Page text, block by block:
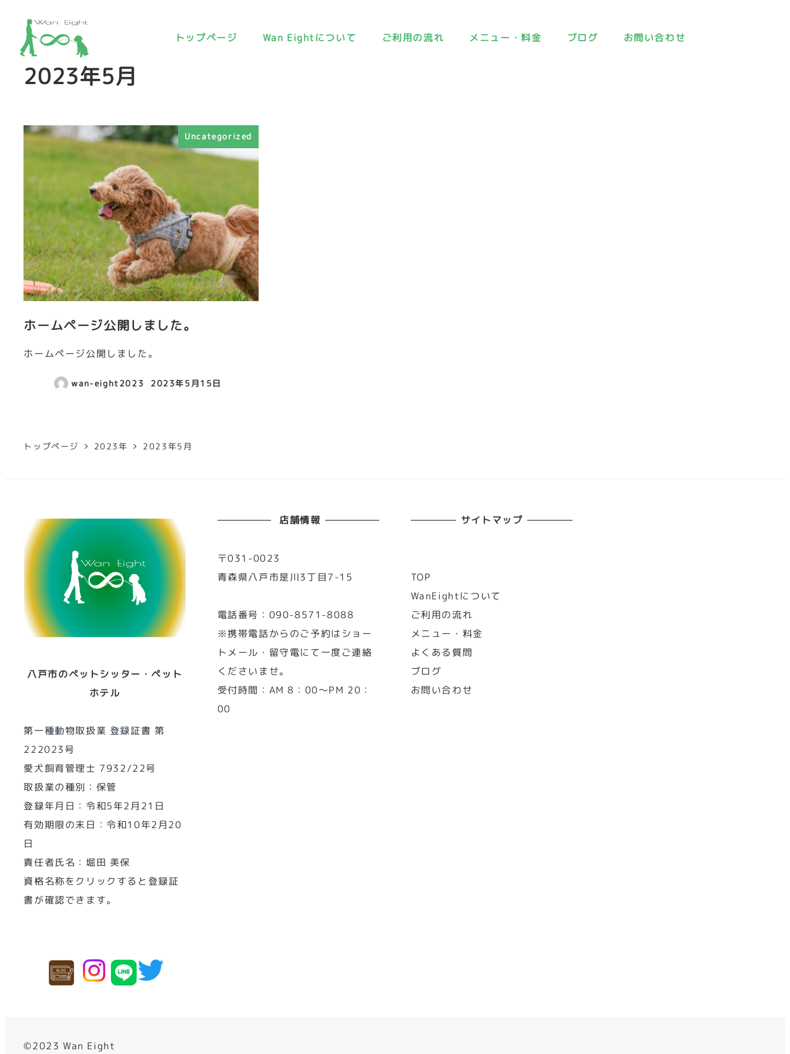
トップページ Wan Eightについて ご利用の流れ メニュー・料金 ブログ お問い合わせ
2023年5月
Uncategorized
ホームページ公開しました。
ホームページ公開しました。
wan-eight2023 2023年5月15日
トップページ 2023年 2023年5月
八戸市のペットシッター・ペット
ホテル
第一種動物取扱業 登録証書 第
222023号
愛犬飼育管理士 7932/22号
取扱業の種別：保管
登録年月日：令和5年2月21日
有効期限の末日：令和10年2月20
日
責任者氏名：堀田 美保
資格名称をクリックすると登録証
書が確認できます。
店舗情報
〒031-0023
青森県八戸市是川3丁目7-15
電話番号： 090-8571-8088
※携帯電話からのご予約はショー
トメール・留守電にて一度ご連絡
くださいませ。
受付時間：AM 8：00～PM 20：
00
サイトマップ
TOP
WanEightについて
ご利用の流れ
メニュー・料金
よくある質問
ブログ
お問い合わせ
©2023 Wan Eight